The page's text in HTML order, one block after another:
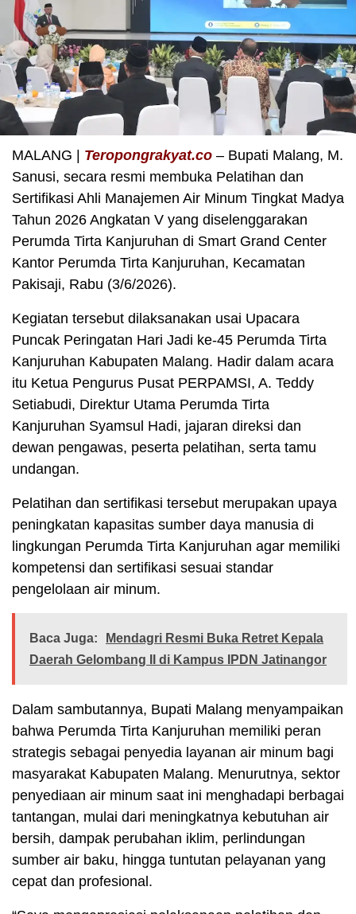
MALANG | Teropongrakyat.co – Bupati Malang, M.
Sanusi, secara resmi membuka Pelatihan dan
Sertifikasi Ahli Manajemen Air Minum Tingkat Madya
Tahun 2026 Angkatan V yang diselenggarakan
Perumda Tirta Kanjuruhan di Smart Grand Center
Kantor Perumda Tirta Kanjuruhan, Kecamatan
Pakisaji, Rabu (3/6/2026).
Kegiatan tersebut dilaksanakan usai Upacara
Puncak Peringatan Hari Jadi ke-45 Perumda Tirta
Kanjuruhan Kabupaten Malang. Hadir dalam acara
itu Ketua Pengurus Pusat PERPAMSI, A. Teddy
Setiabudi, Direktur Utama Perumda Tirta
Kanjuruhan Syamsul Hadi, jajaran direksi dan
dewan pengawas, peserta pelatihan, serta tamu
undangan.
Pelatihan dan sertifikasi tersebut merupakan upaya
peningkatan kapasitas sumber daya manusia di
lingkungan Perumda Tirta Kanjuruhan agar memiliki
kompetensi dan sertifikasi sesuai standar
pengelolaan air minum.
Baca Juga:
Mendagri Resmi Buka Retret Kepala
Daerah Gelombang II di Kampus IPDN Jatinangor
Dalam sambutannya, Bupati Malang menyampaikan
bahwa Perumda Tirta Kanjuruhan memiliki peran
strategis sebagai penyedia layanan air minum bagi
masyarakat Kabupaten Malang. Menurutnya, sektor
penyediaan air minum saat ini menghadapi berbagai
tantangan, mulai dari meningkatnya kebutuhan air
bersih, dampak perubahan iklim, perlindungan
sumber air baku, hingga tuntutan pelayanan yang
cepat dan profesional.